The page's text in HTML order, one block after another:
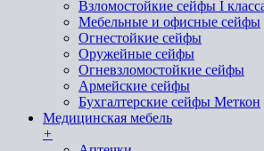
Взломостойкие сейфы I
Мебельные и офисные сейфы
Огнестойкие сейфы
Оружейные сейфы
Огневзломостойкие сейфы
Армейские сейфы
Бухгалтерские сейфы Меткон
Медицинская мебель
+